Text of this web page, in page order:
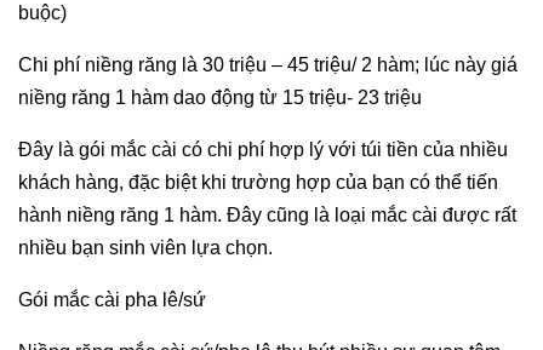
buộc)
Chi phí niềng răng là 30 triệu – 45 triệu/ 2 hàm; lúc này giá
niềng răng 1 hàm dao động từ 15 triệu- 23 triệu
Đây là gói mắc cài có chi phí hợp lý với túi tiền của nhiều
khách hàng, đặc biệt khi trường hợp của bạn có thể tiến
hành niềng răng 1 hàm. Đây cũng là loại mắc cài được rất
nhiều bạn sinh viên lựa chọn.
Gói mắc cài pha lê/sứ